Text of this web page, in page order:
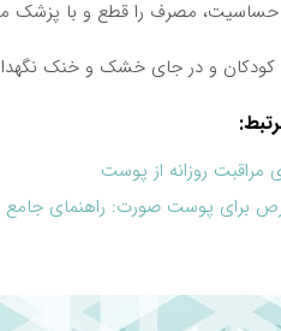
حساسیت، مصرف را قطع و با پزشک
کودکان و در جای خشک و خنک
برای پوست صورت: راهنمای جامع
های آرایشی